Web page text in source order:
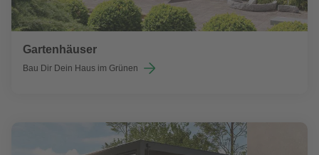
Gartenhäuser
Bau Dir Dein Haus im Grünen